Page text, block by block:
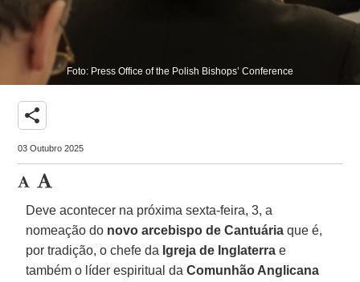
Foto: Press Office of the Polish Bishops’ Conference
share
03 Outubro 2025
Deve acontecer na próxima sexta-feira, 3, a
nomeação do novo arcebispo de Cantuária que é,
por tradição, o chefe da Igreja de Inglaterra e
também o líder espiritual daComunhão Anglicana